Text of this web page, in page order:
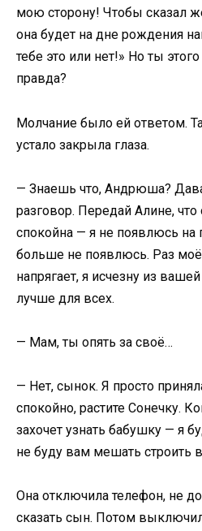
мою сторону! Чтобы сказал
она будет на дне рождения
тебе это или нет!» Но ты
правда?
Молчание было ей ответом.
устало закрыла глаза.
— Знаешь что, Андрюша?
разговор. Передай Алине,
спокойна — я не появлюсь
больше не появлюсь. Раз моё
напрягает, я исчезну из
лучше для всех.
— Мам, ты опять за своё…
— Нет, сынок. Я просто
спокойно, растите Сонечку.
захочет узнать бабушку — я
не буду вам мешать строить
Она отключила телефон, не
сказать сын. Потом